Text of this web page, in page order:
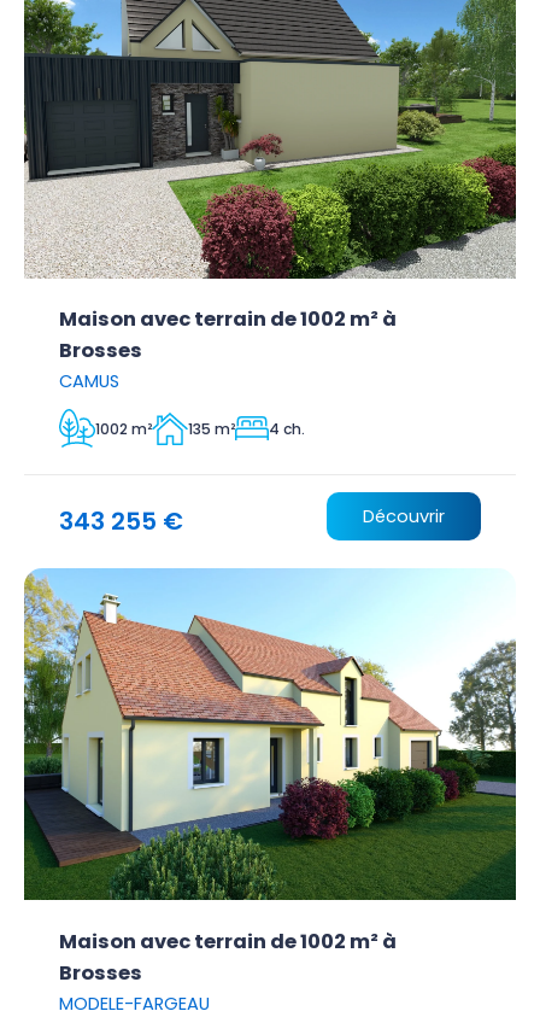
Maison avec terrain de 1002 m² à
Brosses
CAMUS
1002 m² 135 m² 4 ch.
343 255 € Découvrir
Maison avec terrain de 1002 m² à
Brosses
MODELE-FARGEAU